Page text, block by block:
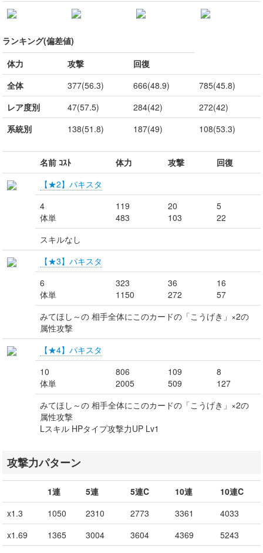
ランキング(偏差値)
体力
攻撃
回復
全体
377(56.3) 666(48.9)
785(45.8)
レア度別
47(57.5) 284(42)
272(42)
系統別
138(51.8) 187(49) 108(53.3)
名前 ｺｽﾄ 体力 攻撃
回復
【★2】パキスタ
4
体単
119
483
20
103
5
22
スキルなし
【★3】パキスタ
6
体単
323
1150
36
272
16
57
みてほし～の 相手全体にこのカードの「こうげき」×2の
属性攻撃
【★4】パキスタ
10
体単
806
2005
109
509
8
127
みてほし～の 相手全体にこのカードの「こうげき」×2の
属性攻撃
Lスキル HPタイプ攻撃力UP Lv1
攻撃力パターン
1連 5連 5連C 10連
10連C
x1.3
1050 2310 2773 3361
4033
x1.69
1365 3004 3604 4369
5243